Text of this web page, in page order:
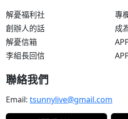
解憂福利社
創辦人的話
解憂信箱
李組長回信
專
成
聯絡我們
Email: tsunnylive@gmail.com